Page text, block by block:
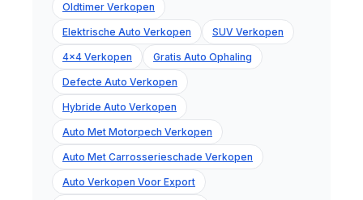
Oldtimer Verkopen
Elektrische Auto Verkopen SUV Verkopen
4x4 Verkopen Gratis Auto Ophaling
Defecte Auto Verkopen
Hybride Auto Verkopen
Auto Met Motorpech Verkopen
Auto Met Carrosserieschade Verkopen
Auto Verkopen Voor Export